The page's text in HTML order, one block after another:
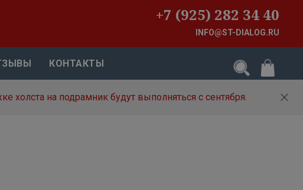
+7 (925) 282 34 40
INFO@ST-DIALOG.RU
КОНТАКТЫ
холста на подрамник будут выполняться с сентября.